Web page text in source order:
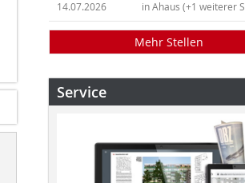
in Ahaus (+1 weiterer
14.07.2026
Mehr Stellen
Service